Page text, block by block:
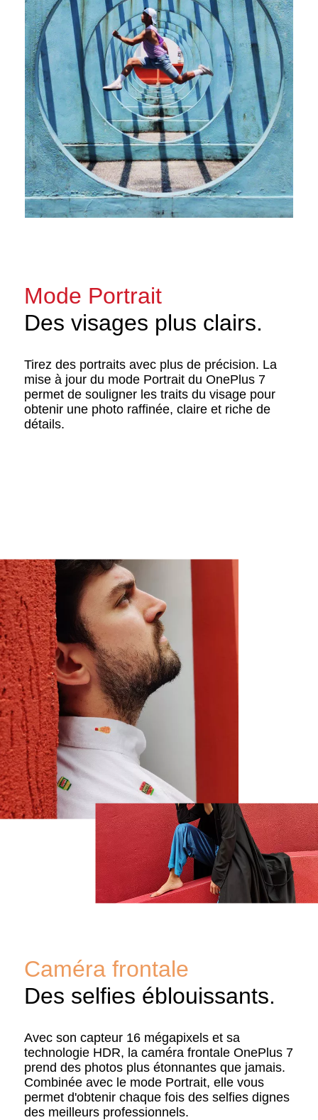
Mode Portrait
Des visages plus clairs.
Tirez des portraits avec plus de précision. La
mise à jour du mode Portrait du OnePlus 7
permet de souligner les traits du visage pour
obtenir une photo raffinée, claire et riche de
détails.
Caméra frontale
Des selfies éblouissants.
Avec son capteur 16 mégapixels et sa
technologie HDR, la caméra frontale OnePlus 7
prend des photos plus étonnantes que jamais.
Combinée avec le mode Portrait, elle vous
permet d'obtenir chaque fois des selfies dignes
des meilleurs professionnels.